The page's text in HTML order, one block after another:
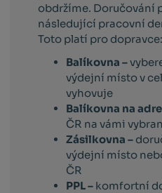
obdržíme. Doručování
následující pracovní
Toto platí pro dopravce:
Balíkovna –
výdejní místo v
vyhovuje
Balíkovna na
ČR na vámi
Zásilkovna –
výdejní místo
ČR
PPL – komfortní